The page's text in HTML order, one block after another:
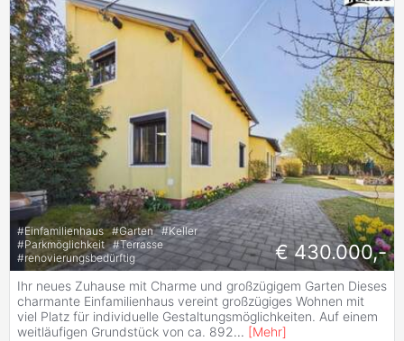
#Einfamilienhaus #Garten #Keller
#Parkmöglichkeit #Terrasse
#renovierungsbedürftig € 430.000,-
Ihr neues Zuhause mit Charme und großzügigem Garten Dieses
charmante Einfamilienhaus vereint großzügiges Wohnen mit
viel Platz für individuelle Gestaltungsmöglichkeiten. Auf einem
weitläufigen Grundstück von ca. 892... [Mehr]